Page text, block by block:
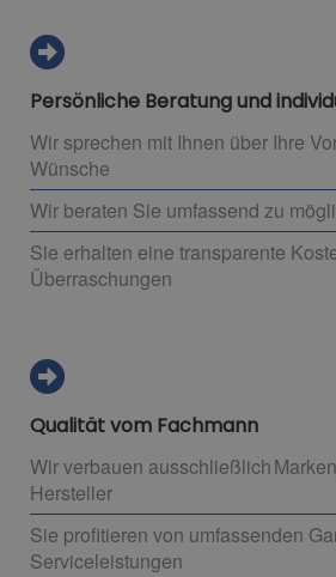
Persönliche Beratung und
Wir sprechen mit Ihnen über Ihre
Wünsche
Wir beraten Sie umfassend zu
Sie erhalten eine transparente
Überraschungen
Qualität vom Fachmann
Wir verbauen ausschließlich
Hersteller
Sie profitieren von umfassenden
Serviceleistungen